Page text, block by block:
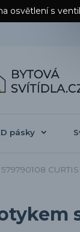
osvětlení s
pásky